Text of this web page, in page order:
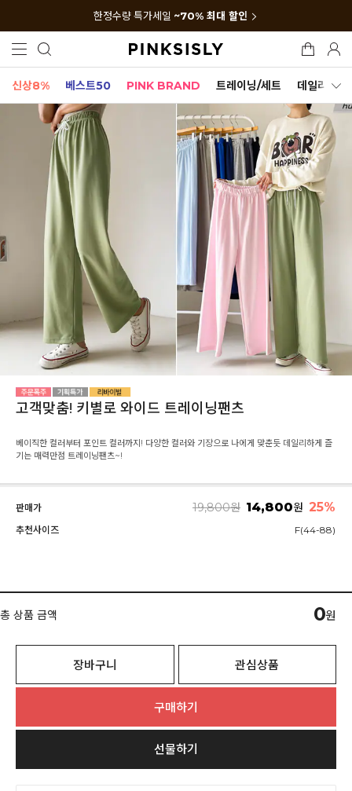
한정수량 특가세일 ~70% 최대 할인
신상8% 베스트50 PINK BRAND 트레이닝/세트 데일리세트
고객맞춤! 키별로 와이드 트레이닝팬츠
베이직한 컬러부터 포인트 컬러까지! 다양한 컬러와 기장으로 나에게 맞춘듯 데일리하게 즐
기는 매력만점 트레이닝팬츠~!
판매가 19,800원 14,800원 25%
추천사이즈 F(44-88)
총 상품 금액 0원
장바구니 관심상품
구매하기
선물하기